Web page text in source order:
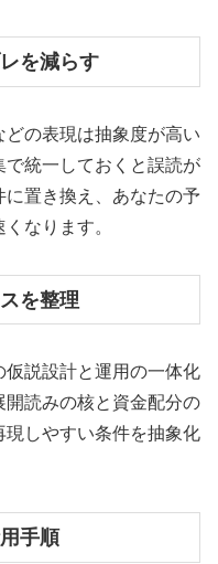
を減らす
どの表現は抽象度が高い
統一しておくと誤読が
置き換え、あなたの予
なります。
を整理
説設計と運用の一体化
読みの核と資金配分の
しやすい条件を抽象化
手順